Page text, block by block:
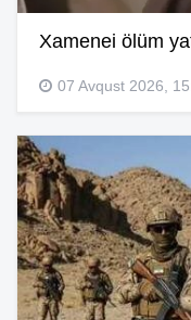
Xamenei ölüm
07 Avqust 2026,